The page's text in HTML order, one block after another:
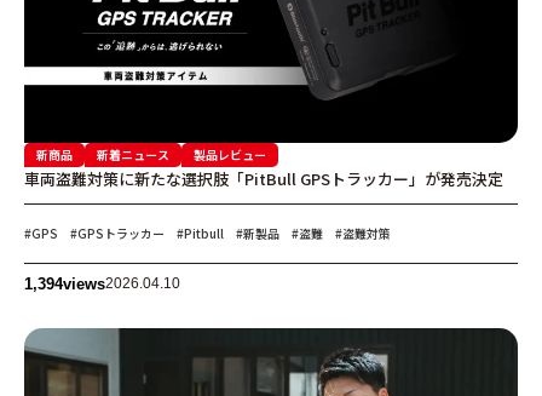
新商品 新着ニュース 製品レビュー
車両盗難対策に新たな選択肢「PitBull GPSトラッカー」が発売決定
#GPS #GPSトラッカー #Pitbull #新製品 #盗難 #盗難対策
1,394views2026.04.10